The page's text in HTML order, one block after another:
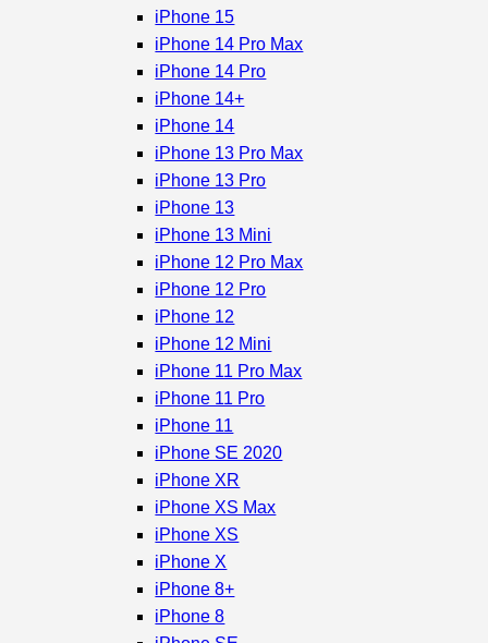
iPhone 15
iPhone 14 Pro Max
iPhone 14 Pro
iPhone 14+
iPhone 14
iPhone 13 Pro Max
iPhone 13 Pro
iPhone 13
iPhone 13 Mini
iPhone 12 Pro Max
iPhone 12 Pro
iPhone 12
iPhone 12 Mini
iPhone 11 Pro Max
iPhone 11 Pro
iPhone 11
iPhone SE 2020
iPhone XR
iPhone XS Max
iPhone XS
iPhone X
iPhone 8+
iPhone 8